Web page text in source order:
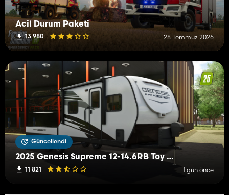
Acil Durum Paketi
13 980 28 Temmuz 2026
Güncellendi
2025 Genesis Supreme 12-14.6RB Toy Hauler
11 821 1 gün önce